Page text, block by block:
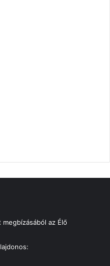
az Élő